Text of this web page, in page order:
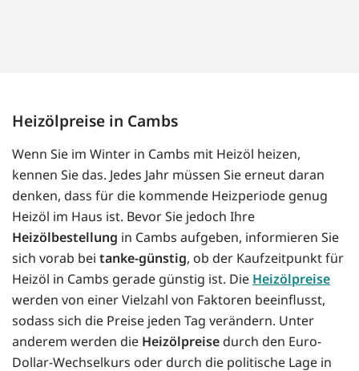
Heizölpreise in Cambs
Wenn Sie im Winter in Cambs mit Heizöl heizen,
kennen Sie das. Jedes Jahr müssen Sie erneut daran
denken, dass für die kommende Heizperiode genug
Heizöl im Haus ist. Bevor Sie jedoch Ihre
Heizölbestellung in Cambs aufgeben, informieren Sie
sich vorab bei tanke-günstig, ob der Kaufzeitpunkt für
Heizöl in Cambs gerade günstig ist. Die Heizölpreise
werden von einer Vielzahl von Faktoren beeinflusst,
sodass sich die Preise jeden Tag verändern. Unter
anderem werden die Heizölpreise durch den Euro-
Dollar-Wechselkurs oder durch die politische Lage in